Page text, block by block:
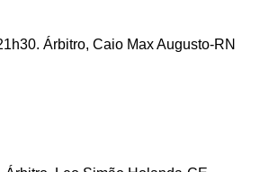
Árbitro, Caio Max Augusto-RN